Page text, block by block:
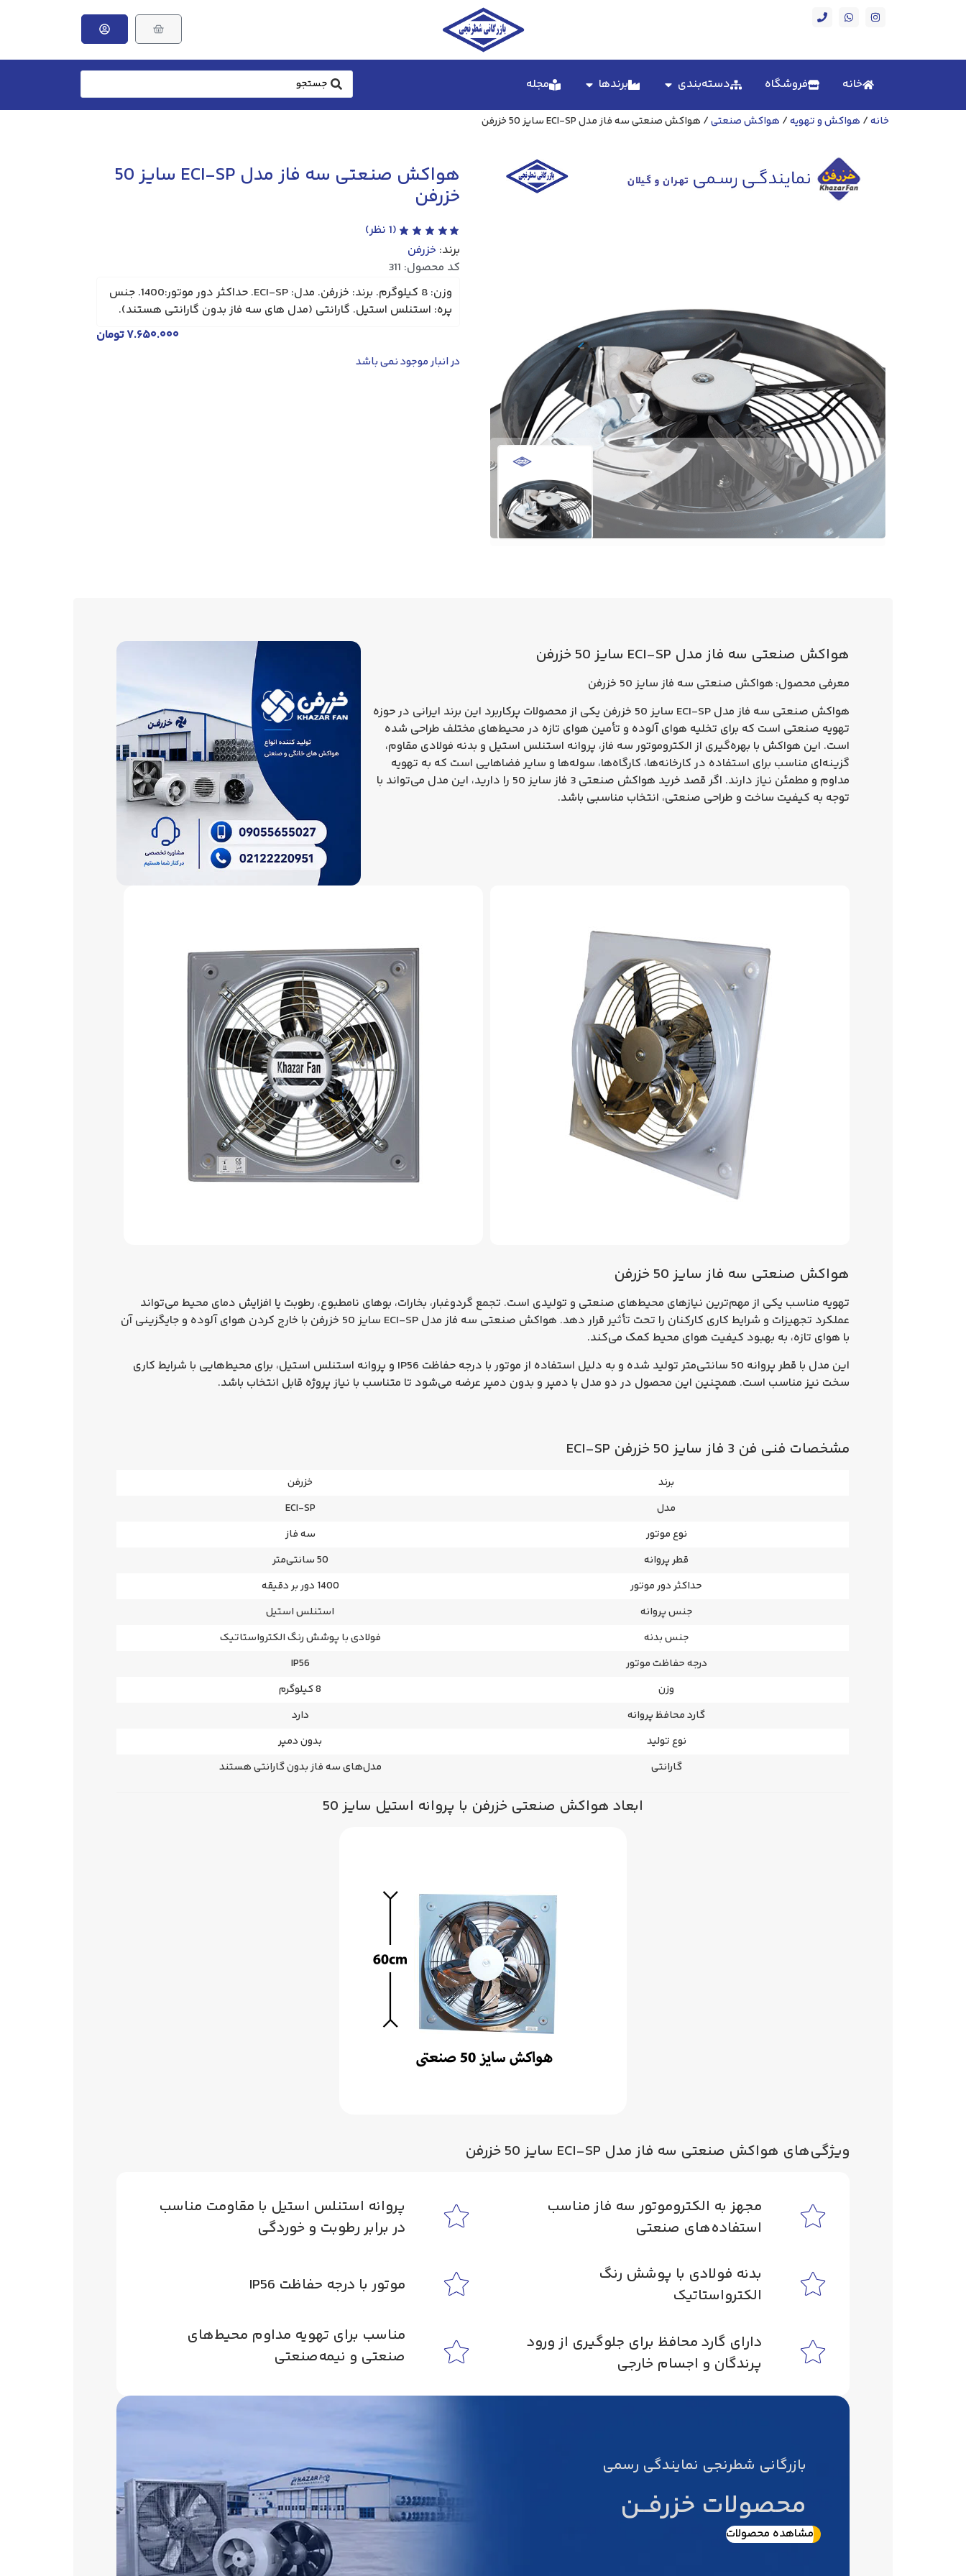
خانه فروشگاه دسته‌بندی برندها مجله
خانه/ هواکش و تهویه/ هواکش صنعتی/ هواکش صنعتی سه فاز مدل ECI-SP سایز 50 خزرفن
هواکش صنعتی سه فاز مدل ECI-SP سایز 50
خزرفن
(
1 نظر)
برند: خزرفن
کد محصول: 311
وزن: 8 کیلوگرم. برند: خزرفن. مدل: ECI-SP. حداکثر دور موتور:1400. جنس
پره: استنلس استیل. گارانتی (مدل های سه فاز بدون گارانتی هستند).
۷.۶۵۰.۰۰۰تومان
در انبار موجود نمی باشد
هواکش صنعتی سه فاز مدل ECI-SP سایز 50 خزرفن
معرفی محصول: هواکش صنعتی سه فاز سایز 50 خزرفن
هواکش صنعتی سه فاز مدل ECI-SP سایز 50 خزرفن
یکی از محصولات پرکاربرد این برند ایرانی در حوزه
تهویه صنعتی است که برای تخلیه هوای آلوده و تأمین هوای تازه در محیط‌های مختلف طراحی شده
است. این هواکش با بهره‌گیری از الکتروموتور سه فاز، پروانه استنلس استیل و بدنه فولادی مقاوم،
گزینه‌ای مناسب برای استفاده در کارخانه‌ها، کارگاه‌ها، سوله‌ها و سایر فضاهایی است که به تهویه
مداوم و مطمئن نیاز دارند. اگر قصد خرید هواکش صنعتی 3 فاز سایز 50
را دارید، این مدل می‌تواند با
توجه به کیفیت ساخت و طراحی صنعتی، انتخاب مناسبی باشد.
هواکش صنعتی سه فاز سایز 50 خزرفن
تهویه مناسب یکی از مهم‌ترین نیازهای محیط‌های صنعتی و تولیدی است. تجمع گردوغبار، بخارات، بوهای نامطبوع، رطوبت یا افزایش دمای محیط می‌تواند
عملکرد تجهیزات و شرایط کاری کارکنان را تحت تأثیر قرار دهد. هواکش صنعتی سه فاز مدل ECI-SP سایز 50 خزرفن
با خارج کردن هوای آلوده و جایگزینی آن
با هوای تازه، به بهبود کیفیت هوای محیط کمک می‌کند.
این مدل با قطر پروانه 50 سانتی‌متر تولید شده و به دلیل استفاده از موتور با درجه حفاظت
IP56 و پروانه استنلس استیل، برای محیط‌هایی با شرایط کاری
سخت نیز مناسب است. همچنین این محصول در دو مدل با دمپرو بدون دمپرعرضه می‌شود تا متناسب با نیاز پروژه قابل انتخاب باشد.
مشخصات فنی فن 3 فاز سایز 50 خزرفن ECI-SP
برند
خزرفن
مدل
ECI-SP
نوع موتور
سه فاز
قطر پروانه
50 سانتی‌متر
حداکثر دور موتور
1400 دور بر دقیقه
جنس پروانه
استنلس استیل
جنس بدنه
فولادی با پوشش رنگ الکترواستاتیک
درجه حفاظت موتور
IP56
وزن
8 کیلوگرم
گارد محافظ پروانه
دارد
نوع تولید
بدون دمپر
گارانتی
مدل‌های سه فاز بدون گارانتی هستند
ابعاد هواکش‌ صنعتی خزرفن با پروانه استیل سایز 50
ویژگی‌های هواکش صنعتی سه فاز مدل ECI-SP سایز 50 خزرفن
مجهز به الکتروموتور سه فاز مناسب
استفاده‌های صنعتی
پروانه استنلس استیل با مقاومت مناسب
در برابر رطوبت و خوردگی
بدنه فولادی با پوشش رنگ
الکترواستاتیک
موتور با درجه حفاظت IP56
دارای گارد محافظ برای جلوگیری از ورود
پرندگان و اجسام خارجی
مناسب برای تهویه مداوم محیط‌های
صنعتی و نیمه‌صنعتی
بازرگانی شطرنجی نمایندگی رسمی
محصولات خزرفــن
مشاهده محصولات